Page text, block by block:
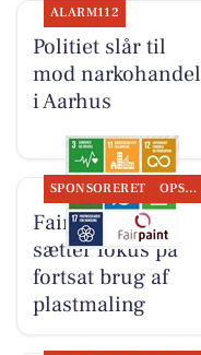
ALARM112
Politiet slår til
mod narkohandel
i Aarhus
SPONSORERET OPSLAGSTAVLEN
Fairpaint ApS
sætter fokus på
fortsat brug af
plastmaling